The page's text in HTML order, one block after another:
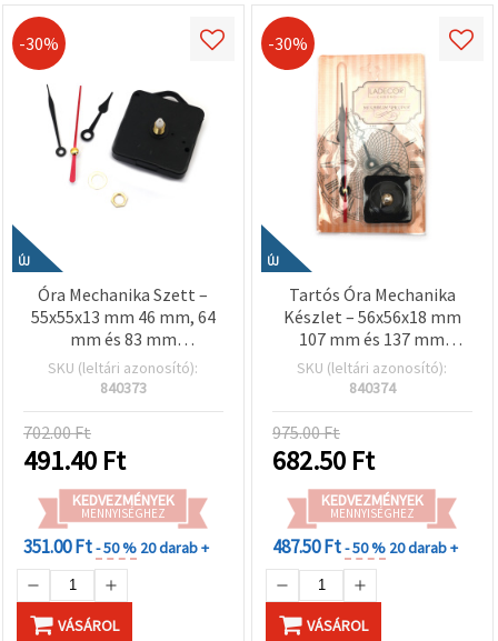
-30%
ÚJ
Óra Mechanika Szett –
55x55x13 mm 46 mm, 64
mm és 83 mm
Mutatókkal, AA 1.5 V Elem
Üzemeltetve
SKU (leltári azonosító):
840373
702.00 Ft
491.40 Ft
KEDVEZMÉNYEK
MENNYISÉGHEZ
351.00 Ft- 50 % 20 darab +
VÁSÁROL
-30%
ÚJ
Tartós Óra Mechanika
Készlet – 56x56x18 mm
107 mm és 137 mm
Mutatókkal, AA 1.5 V
Akkumulátorral Működik
SKU (leltári azonosító):
840374
975.00 Ft
682.50 Ft
KEDVEZMÉNYEK
MENNYISÉGHEZ
487.50 Ft- 50 % 20 darab +
VÁSÁROL